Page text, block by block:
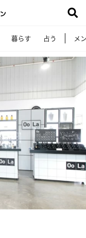
暮らす 占う メ